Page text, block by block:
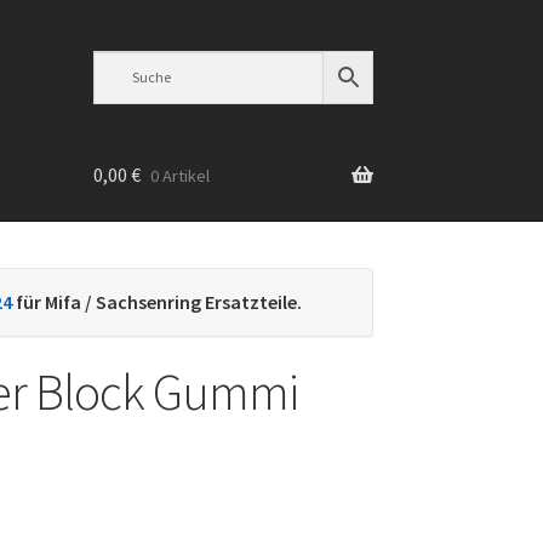
0,00 € 0 Artikel
für Mifa / Sachsenring Ersatzteile.
Block Gummi